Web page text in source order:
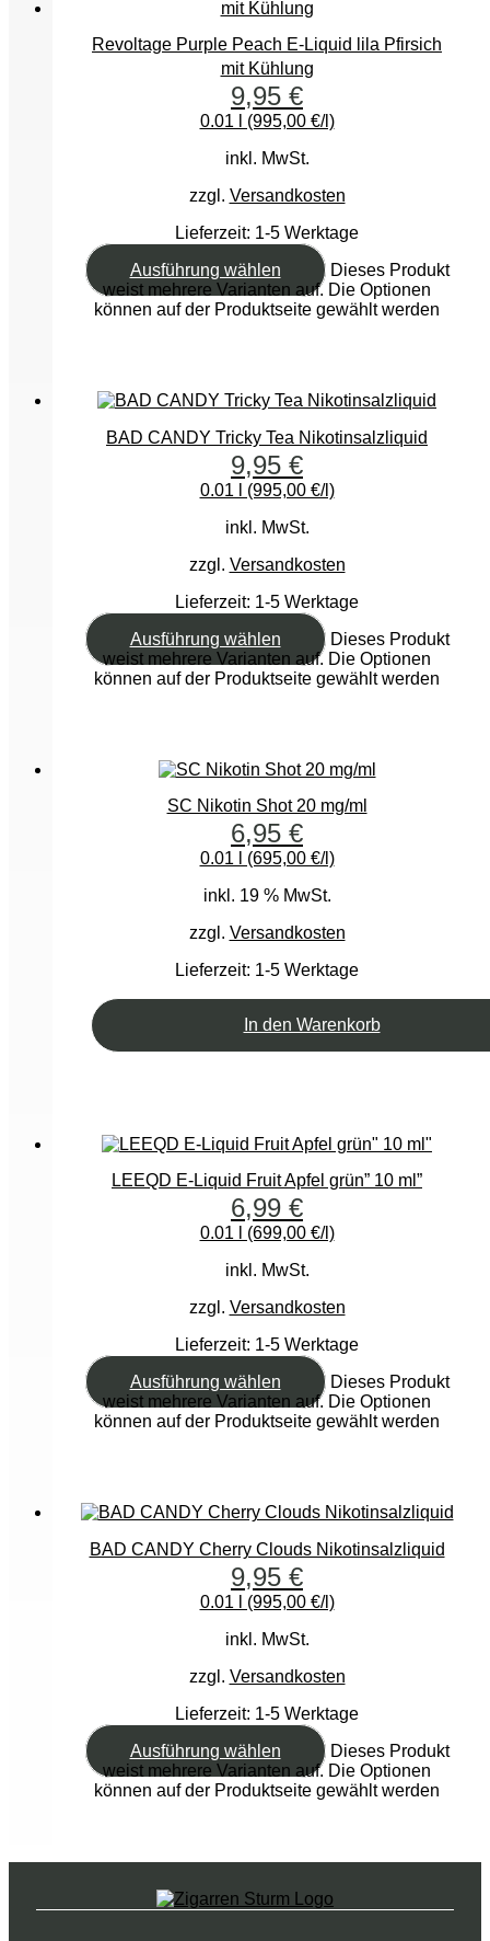
Revoltage Purple Peach E-Liquid lila Pfirsich
mit Kühlung
9,95 €
0.01 l (995,00 €/l)
inkl. MwSt.
zzgl. Versandkosten
Lieferzeit: 1-5 Werktage
Ausführung wählen
Dieses Produkt
weist mehrere Varianten auf. Die Optionen
können auf der Produktseite gewählt werden
BAD CANDY Tricky Tea Nikotinsalzliquid
9,95 €
0.01 l (995,00 €/l)
inkl. MwSt.
zzgl. Versandkosten
Lieferzeit: 1-5 Werktage
Ausführung wählen
Dieses Produkt
weist mehrere Varianten auf. Die Optionen
können auf der Produktseite gewählt werden
SC Nikotin Shot 20 mg/ml
6,95 €
0.01 l (695,00 €/l)
inkl. 19 % MwSt.
zzgl. Versandkosten
Lieferzeit: 1-5 Werktage
In den Warenkorb
LEEQD E-Liquid Fruit Apfel grün” 10 ml”
6,99 €
0.01 l (699,00 €/l)
inkl. MwSt.
zzgl. Versandkosten
Lieferzeit: 1-5 Werktage
Ausführung wählen
Dieses Produkt
weist mehrere Varianten auf. Die Optionen
können auf der Produktseite gewählt werden
BAD CANDY Cherry Clouds Nikotinsalzliquid
9,95 €
0.01 l (995,00 €/l)
inkl. MwSt.
zzgl. Versandkosten
Lieferzeit: 1-5 Werktage
Ausführung wählen
Dieses Produkt
weist mehrere Varianten auf. Die Optionen
können auf der Produktseite gewählt werden